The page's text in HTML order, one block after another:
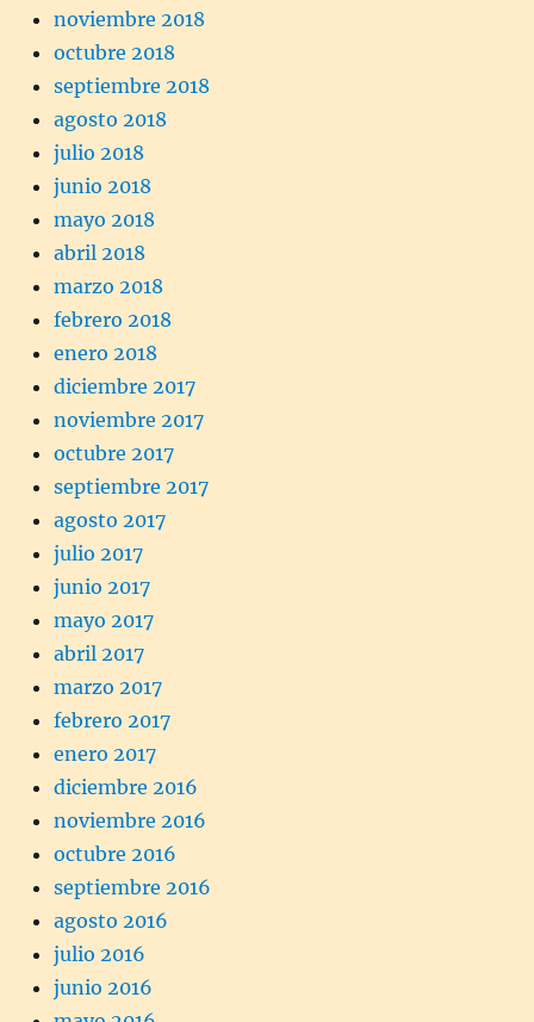
noviembre 2018
octubre 2018
septiembre 2018
agosto 2018
julio 2018
junio 2018
mayo 2018
abril 2018
marzo 2018
febrero 2018
enero 2018
diciembre 2017
noviembre 2017
octubre 2017
septiembre 2017
agosto 2017
julio 2017
junio 2017
mayo 2017
abril 2017
marzo 2017
febrero 2017
enero 2017
diciembre 2016
noviembre 2016
octubre 2016
septiembre 2016
agosto 2016
julio 2016
junio 2016